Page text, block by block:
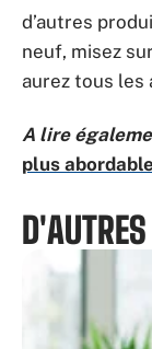
d’autres
neuf, misez
aurez tous les
A lire
plus